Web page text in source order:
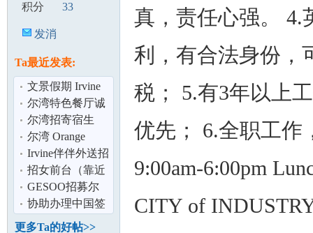
积分 33
发消
Ta最近发表:
文景假期 Irvine
新店招聘全职旅
游顾问
尔湾特色餐厅诚
聘
尔湾招寄宿生
尔湾 Orange
County 中文家教
Chinese
Irvine伴伴外送招
聘客服丶库管以
及会计
招女前台（靠近
尔湾）
GESOO招募尔
湾地区送餐司
机！想赚就赚,自
协助办理中国签
证,护照,代领,代
更多Ta的好帖>>
真，责任心强。 4.
利，有合法身份，
税； 5.有3年以上
优先； 6.全职工作
9:00am-6:00pm
CITY of